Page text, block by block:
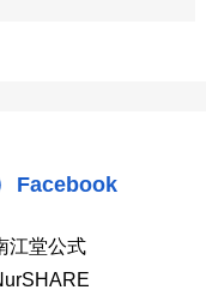
Facebook
江堂公式